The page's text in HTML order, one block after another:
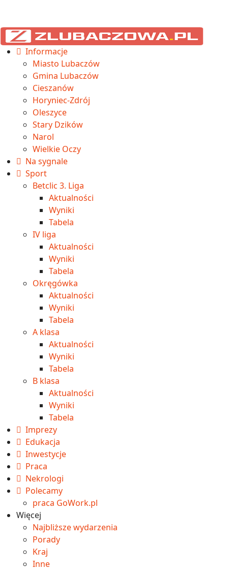
Informacje
Miasto Lubaczów
Gmina Lubaczów
Cieszanów
Horyniec-Zdrój
Oleszyce
Stary Dzików
Narol
Wielkie Oczy
Na sygnale
Sport
Betclic 3. Liga
Aktualności
Wyniki
Tabela
IV liga
Aktualności
Wyniki
Tabela
Okręgówka
Aktualności
Wyniki
Tabela
A klasa
Aktualności
Wyniki
Tabela
B klasa
Aktualności
Wyniki
Tabela
Imprezy
Edukacja
Inwestycje
Praca
Nekrologi
Polecamy
praca GoWork.pl
Więcej
Najbliższe wydarzenia
Porady
Kraj
Inne